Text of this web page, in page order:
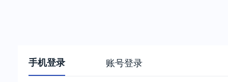
手机登录 账号登录